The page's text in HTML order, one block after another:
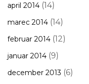
april 2014 (14)
marec 2014 (14)
februar 2014 (12)
januar 2014 (9)
december 2013 (6)